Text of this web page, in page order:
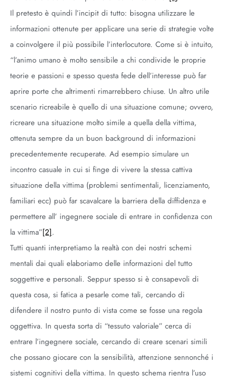
Il pretesto è quindi l’incipit di tutto: bisogna utilizzare le
informazioni ottenute per applicare una serie di strategie volte
a coinvolgere il più possibile l’interlocutore. Come si è intuito,
“l’animo umano è molto sensibile a chi condivide le proprie
teorie e passioni e spesso questa fede dell’interesse può far
aprire porte che altrimenti rimarrebbero chiuse. Un altro utile
scenario ricreabile è quello di una situazione comune; ovvero,
ricreare una situazione molto simile a quella della vittima,
ottenuta sempre da un buon background di informazioni
precedentemente recuperate. Ad esempio simulare un
incontro casuale in cui si finge di vivere la stessa cattiva
situazione della vittima (problemi sentimentali, licenziamento,
familiari ecc) può far scavalcare la barriera della diffidenza e
permettere all’ ingegnere sociale di entrare in confidenza con
la vittima”[2].
Tutti quanti interpretiamo la realtà con dei nostri schemi
mentali dai quali elaboriamo delle informazioni del tutto
soggettive e personali. Seppur spesso si è consapevoli di
questa cosa, si fatica a pesarle come tali, cercando di
difendere il nostro punto di vista come se fosse una regola
oggettiva. In questa sorta di “tessuto valoriale” cerca di
entrare l’ingegnere sociale, cercando di creare scenari simili
che possano giocare con la sensibilità, attenzione sennonché i
sistemi cognitivi della vittima. In questo schema rientra l’uso